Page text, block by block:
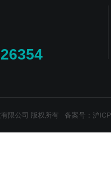
限公司 版权所有 备案号：沪